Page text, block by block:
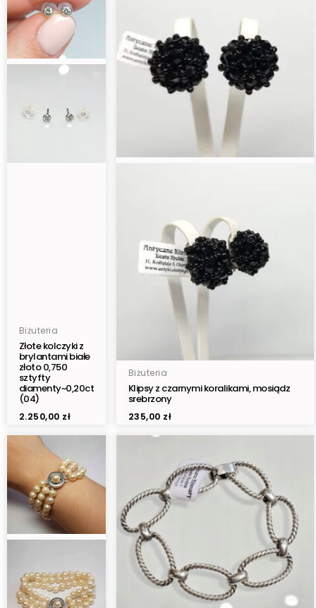
Biżuteria
Złote kolczyki z
brylantami białe
złoto 0,750
sztyfty
diamenty~0,20ct
(04)
2.250,00 zł
Biżuteria
Klipsy z czarnymi koralikami, mosiądz
srebrzony
235,00 zł